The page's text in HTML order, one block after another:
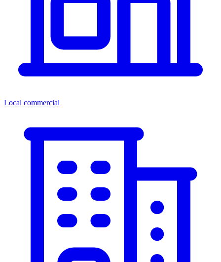
Local commercial